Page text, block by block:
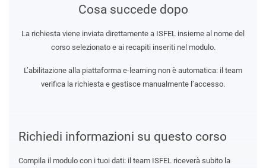
Richiedi informazioni su questo corso
Compila il modulo con i tuoi dati: il team ISFEL riceverà subito la
Cosa succede dopo
La richiesta viene inviata direttamente a ISFEL insieme al nome del
corso selezionato e ai recapiti inseriti nel modulo.
L’abilitazione alla piattaforma e-learning non è automatica: il team
verifica la richiesta e gestisce manualmente l’accesso.